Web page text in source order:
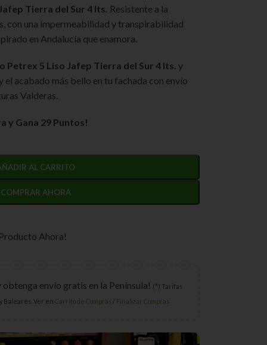
Tierra del Sur 4 lts. Resistente a la
con una impermeabilidad y transpirabilidad
en Andalucía que enamora.
Petrex 5 Liso Jafep Tierra del Sur 4 lts. y
acabado más bello en tu fachada con envío
Valderas.
y Gana 29 Puntos!
AL CARRITO
COMPRAR AHORA
Ahora!
envío gratis en la Península! (*) Tarifas
Baleares. Ver en Carrito de Compras / Finalizar Compras